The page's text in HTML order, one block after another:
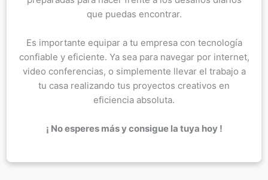
que puedas encontrar.
Es importante equipar a tu empresa con tecnología
confiable y eficiente. Ya sea para navegar por internet,
video conferencias, o simplemente llevar el trabajo a
tu casa realizando tus proyectos creativos en
eficiencia absoluta.
¡ No esperes más y consigue la tuya hoy !